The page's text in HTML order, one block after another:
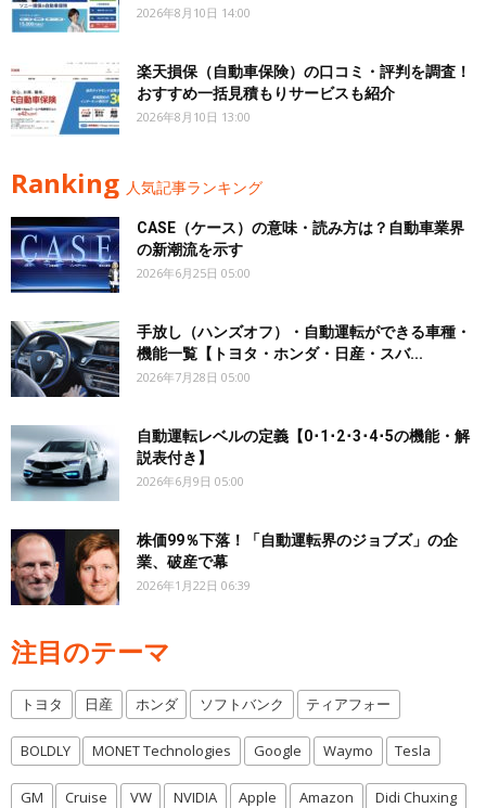
2026年8月10日 14:00
楽天損保（自動車保険）の口コミ・評判を調査！
おすすめ一括見積もりサービスも紹介
2026年8月10日 13:00
Ranking 人気記事ランキング
CASE（ケース）の意味・読み方は？自動車業界
の新潮流を示す
2026年6月25日 05:00
手放し（ハンズオフ）・自動運転ができる車種・
機能一覧【トヨタ・ホンダ・日産・スバ...
2026年7月28日 05:00
自動運転レベルの定義【0･1･2･3･4･5の機能・解
説表付き】
2026年6月9日 05:00
株価99％下落！「自動運転界のジョブズ」の企
業、破産で幕
2026年1月22日 06:39
注目のテーマ
トヨタ 日産 ホンダ ソフトバンク ティアフォー
BOLDLY MONET Technologies Google Waymo Tesla
GM Cruise VW NVIDIA Apple Amazon Didi Chuxing